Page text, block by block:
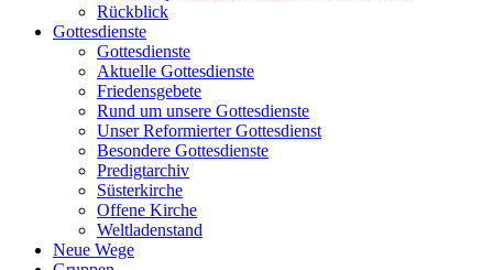
Rückblick
Gottesdienste
Gottesdienste
Aktuelle Gottesdienste
Friedensgebete
Rund um unsere Gottesdienste
Unser Reformierter Gottesdienst
Besondere Gottesdienste
Predigtarchiv
Süsterkirche
Offene Kirche
Weltladenstand
Neue Wege